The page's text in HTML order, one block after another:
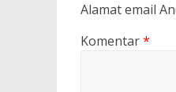
Alamat email
Komentar*